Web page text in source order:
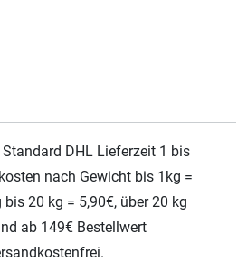
Standard DHL Lieferzeit 1 bis
nach Gewicht bis 1kg =
bis 20 kg = 5,90€, über 20 kg
ab 149€ Bestellwert